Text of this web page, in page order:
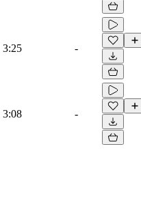
3:25 -
3:08 -